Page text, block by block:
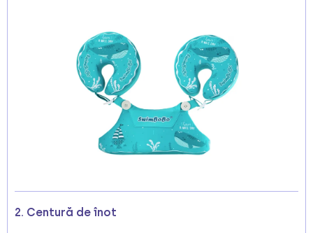
2. Centură de înot